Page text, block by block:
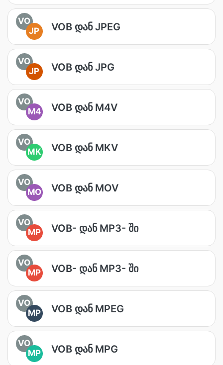
VO
JP
VOB დან JPEG
VO
JP
VOB დან JPG
VO
M4
VOB დან M4V
VO
MK
VOB დან MKV
VO
MO
VOB დან MOV
VO
MP
VOB- დან MP3- ში
VO
MP
VOB- დან MP3- ში
VO
MP
VOB დან MPEG
VO
MP
VOB დან MPG